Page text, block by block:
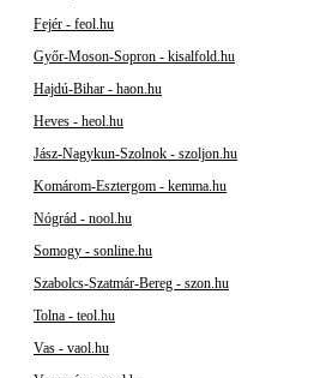
Fejér - feol.hu
Győr-Moson-Sopron - kisalfold.hu
Hajdú-Bihar - haon.hu
Heves - heol.hu
Jász-Nagykun-Szolnok - szoljon.hu
Komárom-Esztergom - kemma.hu
Nógrád - nool.hu
Somogy - sonline.hu
Szabolcs-Szatmár-Bereg - szon.hu
Tolna - teol.hu
Vas - vaol.hu